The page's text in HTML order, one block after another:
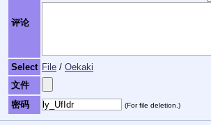
评论
Select File / Oekaki
文件
密码
(For file deletion.)